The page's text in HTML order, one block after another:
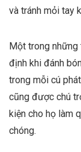
và tránh mỏi tay
Một trong những
định khi đánh
trong mỗi cú
cũng được chú
kiện cho họ làm
chóng.